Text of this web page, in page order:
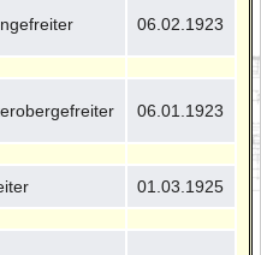
06.02.1923
06.01.1923
01.03.1925